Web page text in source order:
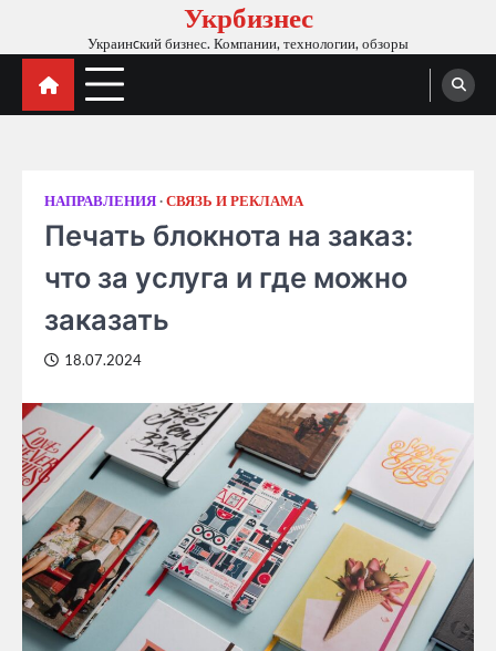
content
Укрбизнес
Украинcкий бизнес. Компании, технологии, обзоры
НАПРАВЛЕНИЯ СВЯЗЬ И РЕКЛАМА
Печать блокнота на заказ:
что за услуга и где можно
заказать
18.07.2024